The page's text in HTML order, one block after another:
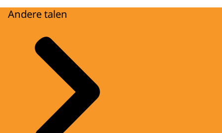
Andere talen